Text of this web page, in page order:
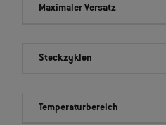
Maximaler Versatz
Steckzyklen
Temperaturbereich